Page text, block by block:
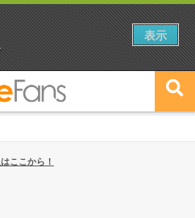
上半期編発表！
ここから！
表示